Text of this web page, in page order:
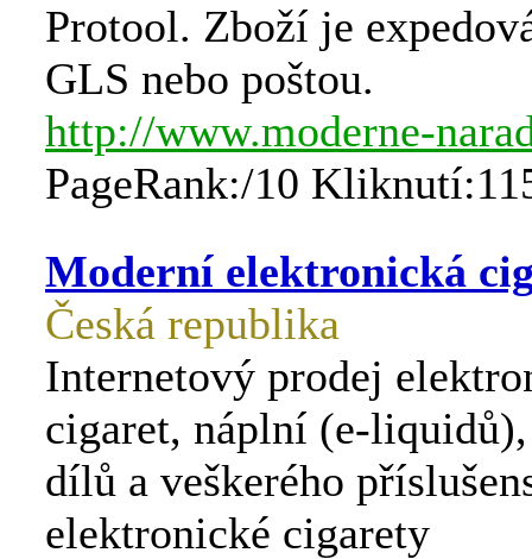
Protool. Zboží je
GLS nebo poštou.
http://www.moderne-
PageRank:/10
Moderní elektronická
Česká republika
Internetový prodej
cigaret, náplní (e-
dílů a veškerého
elektronické cigarety